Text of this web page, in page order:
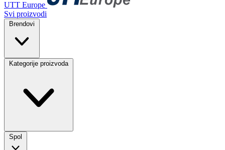
UTT Europe
Svi proizvodi
Brendovi
Kategorije proizvoda
Spol